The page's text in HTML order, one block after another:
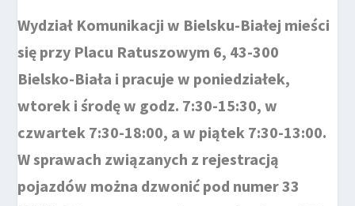
Wydział Komunikacji w Bielsku-Białej mieści
się przy Placu Ratuszowym 6, 43-300
Bielsko-Biała i pracuje w poniedziałek,
wtorek i środę w godz. 7:30-15:30, w
czwartek 7:30-18:00, a w piątek 7:30-13:00.
W sprawach związanych z rejestracją
pojazdów można dzwonić pod numer 33